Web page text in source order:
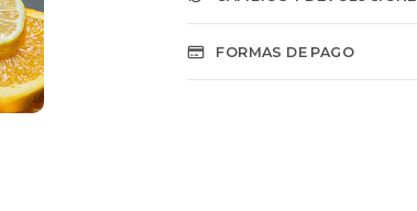
FORMAS DE PAGO